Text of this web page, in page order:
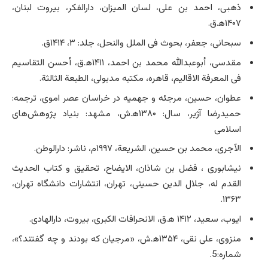
ذهبی، احمد بن علی، لسان المیزان، دارالفکر، بیروت لبنان،
۱۴۰۷ه‍.ق.
سبحانی، جعفر، بحوث فی الملل والنحل، جلد: ۳، ۱۴۱۴ق.
مقدسی، أبوعبدالله محمد بن احمد، ۱۴۱۱ه‍.ق، أحسن التقاسیم
فی المعرفة الاقالیم، قاهره، مکتبه مدبولی، الطبعة الثالثة.
عطوان، حسین، مرجئه و جهمیه در خراسان عصر اموی، ترجمه:
حمیدرضا آژیر، سال: ۱۳۸۰ه‍.ش، مشهد: بنیاد پژوهش­‌های
اسلامی‌
الآجری، محمد بن حسین، الشریعة، ۱۹۹۷م، ناشر: دارالوطن.
نیشابوری ، فضل بن شاذان، الایضاح، تحقیق و کتاب الحدیث
القدم له، جلال الدین حسینی، تهران، انتشارات دانشگاه تهران،
۱۳۶۳.
ایوب، سعید، ۱۴۱۲ ه‍.ق، الانحرافات الکبری، بیروت، دارالهادی.
منزوی، علی نقی، ۱۳۵۴ه‍.ش، «مرجیان که بودند و چه گفتند؟»،
شماره:5.